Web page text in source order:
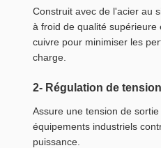
Construit avec de l'acier au
à froid de qualité supérieure
cuivre pour minimiser les
charge.
2- Régulation de
Assure une tension de
équipements industriels
puissance.